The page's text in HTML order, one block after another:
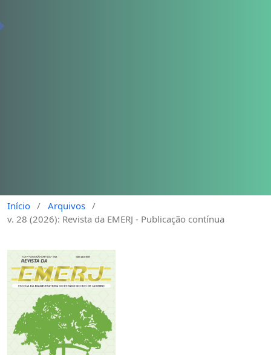
Início / Arquivos /
v. 28 (2026): Revista da EMERJ - Publicação contínua